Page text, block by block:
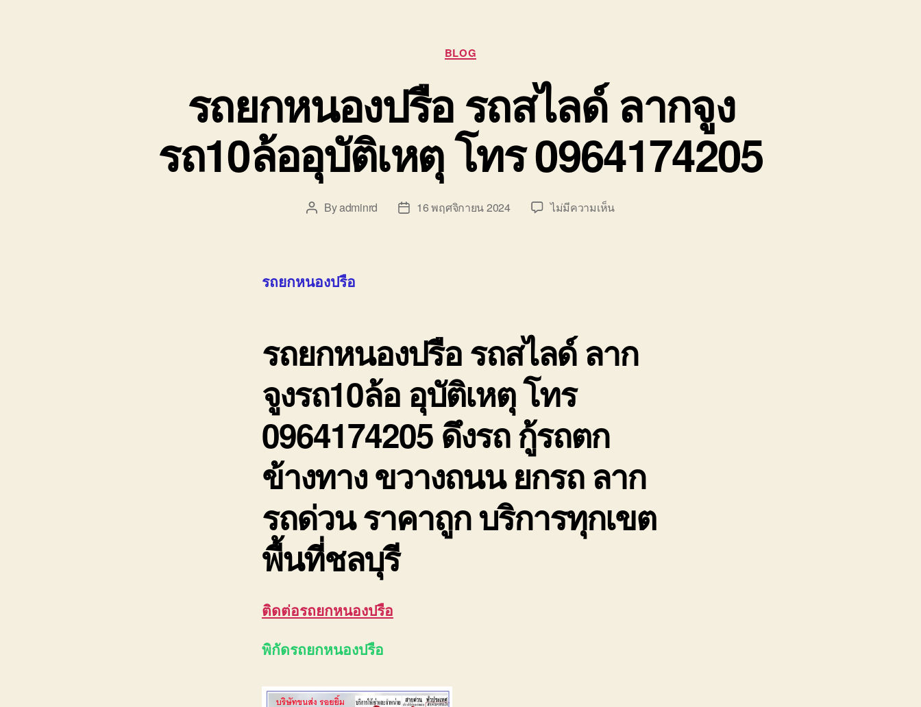
Categories
BLOG
รถยกหนองปรือ รถสไลด์ ลากจูง
รถ10ล้ออุบัติเหตุ โทร 0964174205
PostByadminrd
Post16 พฤศจิกายน 2024 ไม่มีความเห็นบน
รถ10ล้อ
อุบัติเหตุ
รถยกหนองปรือ
รถยกหนองปรือรถสไลด์ ลาก
จูงรถ10ล้อ อุบัติเหตุ โทร
0964174205 ดึงรถ กู้รถตก
ข้างทาง ขวางถนน ยกรถ ลาก
รถด่วน ราคาถูก บริการทุกเขต
พื้นที่ชลบุรี
ติดต่อรถยกหนองปรือ
พิกัดรถยกหนองปรือ